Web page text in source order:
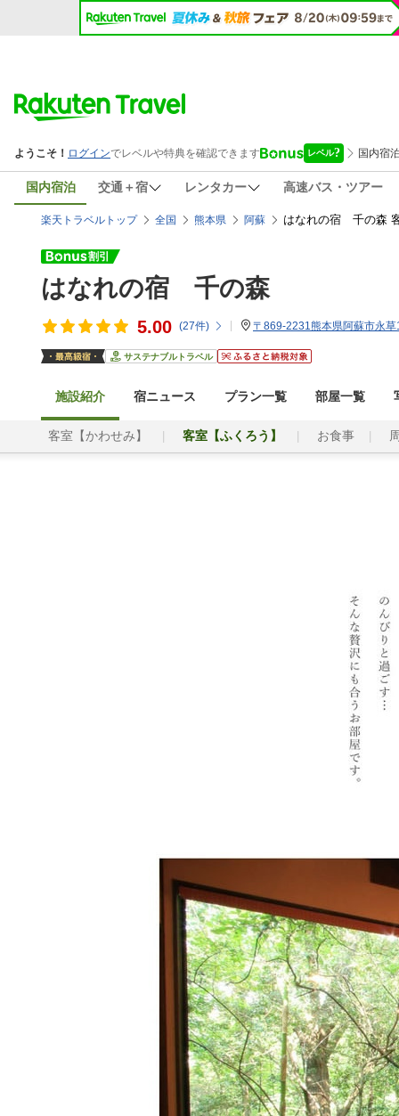
国内宿泊 交通＋宿 レンタカー 高速バス・ツアー
楽天トラベルトップ 全国 熊本県 阿蘇 はなれの宿 千の森
はなれの宿 千の森
5.00 (27件) 〒869-2231熊本県阿蘇市永
サステナブルトラベル
施設紹介 宿ニュース プラン一覧 部屋一覧
客室【かわせみ】 客室【ふくろう】 お食事